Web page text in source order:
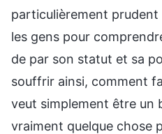
particulièrement prudent
les gens pour
de par son statut et sa
souffrir ainsi, comment
veut simplement être un
vraiment quelque chose